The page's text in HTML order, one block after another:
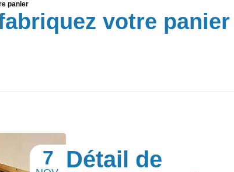
panier
votre panier
7
Détail de